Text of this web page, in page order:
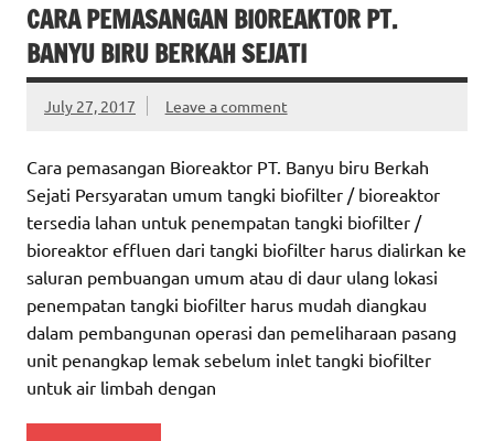
CARA PEMASANGAN BIOREAKTOR PT.
BANYU BIRU BERKAH SEJATI
July 27, 2017 Leave a comment
Cara pemasangan Bioreaktor PT. Banyu biru Berkah
Sejati Persyaratan umum tangki biofilter / bioreaktor
tersedia lahan untuk penempatan tangki biofilter /
bioreaktor effluen dari tangki biofilter harus dialirkan ke
saluran pembuangan umum atau di daur ulang lokasi
penempatan tangki biofilter harus mudah diangkau
dalam pembangunan operasi dan pemeliharaan pasang
unit penangkap lemak sebelum inlet tangki biofilter
untuk air limbah dengan